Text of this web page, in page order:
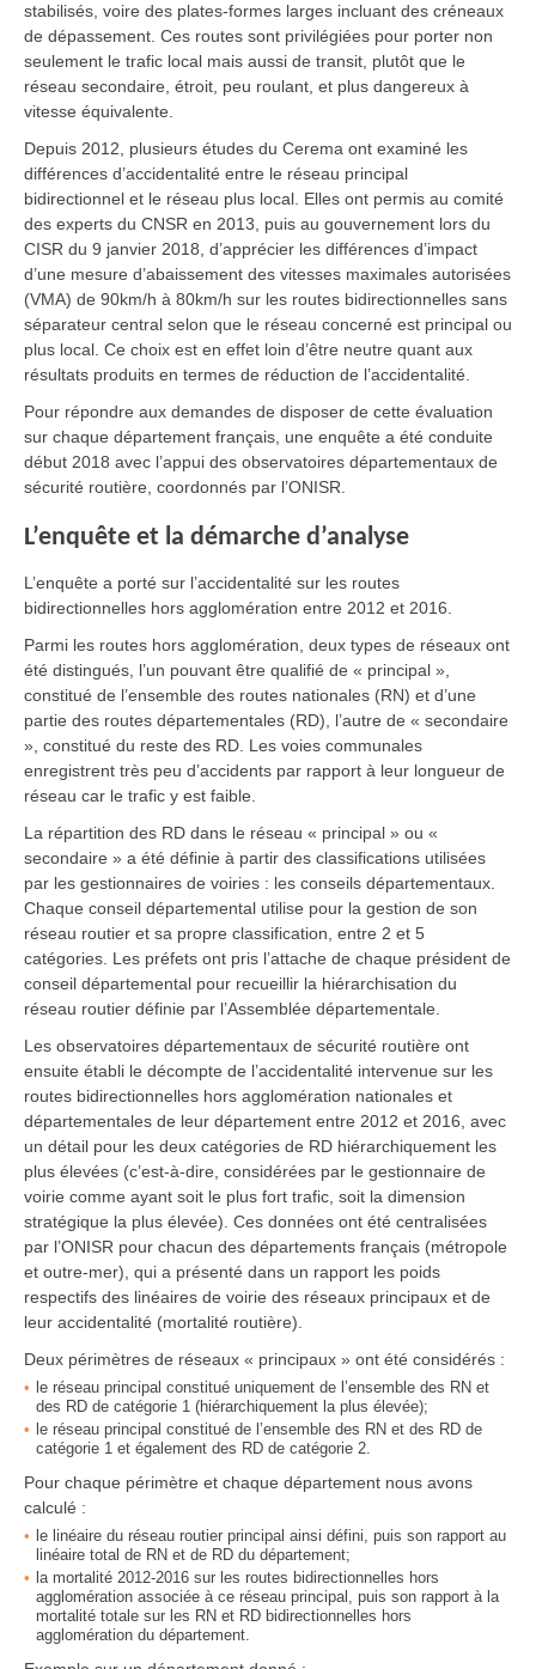
stabilisés, voire des plates-formes larges incluant des créneaux
de dépassement. Ces routes sont privilégiées pour porter non
seulement le trafic local mais aussi de transit, plutôt que le
réseau secondaire, étroit, peu roulant, et plus dangereux à
vitesse équivalente.
Depuis 2012, plusieurs études du Cerema ont examiné les
différences d’accidentalité entre le réseau principal
bidirectionnel et le réseau plus local. Elles ont permis au comité
des experts du CNSR en 2013, puis au gouvernement lors du
CISR du 9 janvier 2018, d’apprécier les différences d’impact
d’une mesure d’abaissement des vitesses maximales autorisées
(VMA) de 90km/h à 80km/h sur les routes bidirectionnelles sans
séparateur central selon que le réseau concerné est principal ou
plus local. Ce choix est en effet loin d’être neutre quant aux
résultats produits en termes de réduction de l’accidentalité.
Pour répondre aux demandes de disposer de cette évaluation
sur chaque département français, une enquête a été conduite
début 2018 avec l’appui des observatoires départementaux de
sécurité routière, coordonnés par l’ONISR.
L’enquête et la démarche d’analyse
L’enquête a porté sur l’accidentalité sur les routes
bidirectionnelles hors agglomération entre 2012 et 2016.
Parmi les routes hors agglomération, deux types de réseaux ont
été distingués, l’un pouvant être qualifié de « principal »,
constitué de l’ensemble des routes nationales (RN) et d’une
partie des routes départementales (RD), l’autre de « secondaire
», constitué du reste des RD. Les voies communales
enregistrent très peu d’accidents par rapport à leur longueur de
réseau car le trafic y est faible.
La répartition des RD dans le réseau « principal » ou «
secondaire » a été définie à partir des classifications utilisées
par les gestionnaires de voiries : les conseils départementaux.
Chaque conseil départemental utilise pour la gestion de son
réseau routier et sa propre classification, entre 2 et 5
catégories. Les préfets ont pris l’attache de chaque président de
conseil départemental pour recueillir la hiérarchisation du
réseau routier définie par l’Assemblée départementale.
Les observatoires départementaux de sécurité routière ont
ensuite établi le décompte de l’accidentalité intervenue sur les
routes bidirectionnelles hors agglomération nationales et
départementales de leur département entre 2012 et 2016, avec
un détail pour les deux catégories de RD hiérarchiquement les
plus élevées (c’est-à-dire, considérées par le gestionnaire de
voirie comme ayant soit le plus fort trafic, soit la dimension
stratégique la plus élevée). Ces données ont été centralisées
par l’ONISR pour chacun des départements français (métropole
et outre-mer), qui a présenté dans un rapport les poids
respectifs des linéaires de voirie des réseaux principaux et de
leur accidentalité (mortalité routière).
Deux périmètres de réseaux « principaux » ont été considérés :
le réseau principal constitué uniquement de l’ensemble des RN et
des RD de catégorie 1 (hiérarchiquement la plus élevée);
le réseau principal constitué de l’ensemble des RN et des RD de
catégorie 1 et également des RD de catégorie 2.
Pour chaque périmètre et chaque département nous avons
calculé :
le linéaire du réseau routier principal ainsi défini, puis son rapport au
linéaire total de RN et de RD du département;
la mortalité 2012-2016 sur les routes bidirectionnelles hors
agglomération associée à ce réseau principal, puis son rapport à la
mortalité totale sur les RN et RD bidirectionnelles hors
agglomération du département.